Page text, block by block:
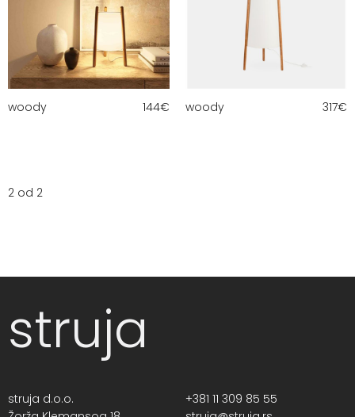
woody 144€ woody 317€
2 od 2
struja
struja d.o.o.
+381 11 309 85 55